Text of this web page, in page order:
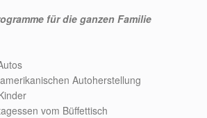
für die ganzen Familie
Autoherstellung
vom Büffettisch